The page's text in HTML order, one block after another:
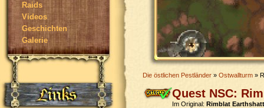
Raids
Videos
Geschichten
Galerie
Die östlichen Pestländer » Ostwallturm »
Quest NSC:
Im Original: Rimblat